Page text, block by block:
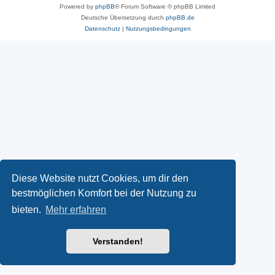
Diese Website nutzt Cookies, um dir den
bestmöglichen Komfort bei der Nutzung zu
bieten. Mehr erfahren
Verstanden!
Powered by phpBB® Forum Software © phpBB Limited
Deutsche Übersetzung durch phpBB.de
Datenschutz| Nutzungsbedingungen